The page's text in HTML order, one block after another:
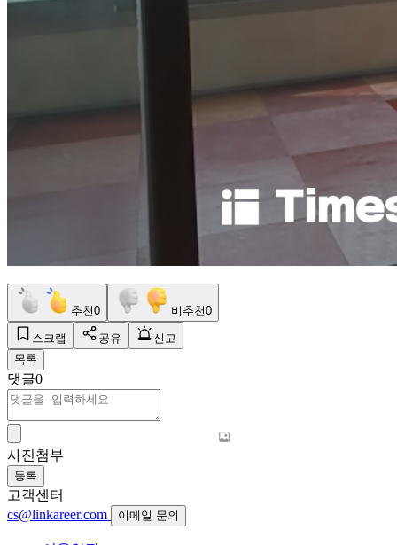
추천0 비추천0
스크랩 공유
신고
목록
댓글0
사진첨부
등록
고객센터
cs@linkareer.com
이메일 문의